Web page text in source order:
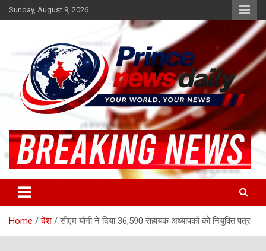
Skip
to
Sunday, August 9, 2026
Princenews Daily
Home देश सीएम योगी ने दिया 36,590 सहायक अध्यापकों को नियुक्ति पत्र